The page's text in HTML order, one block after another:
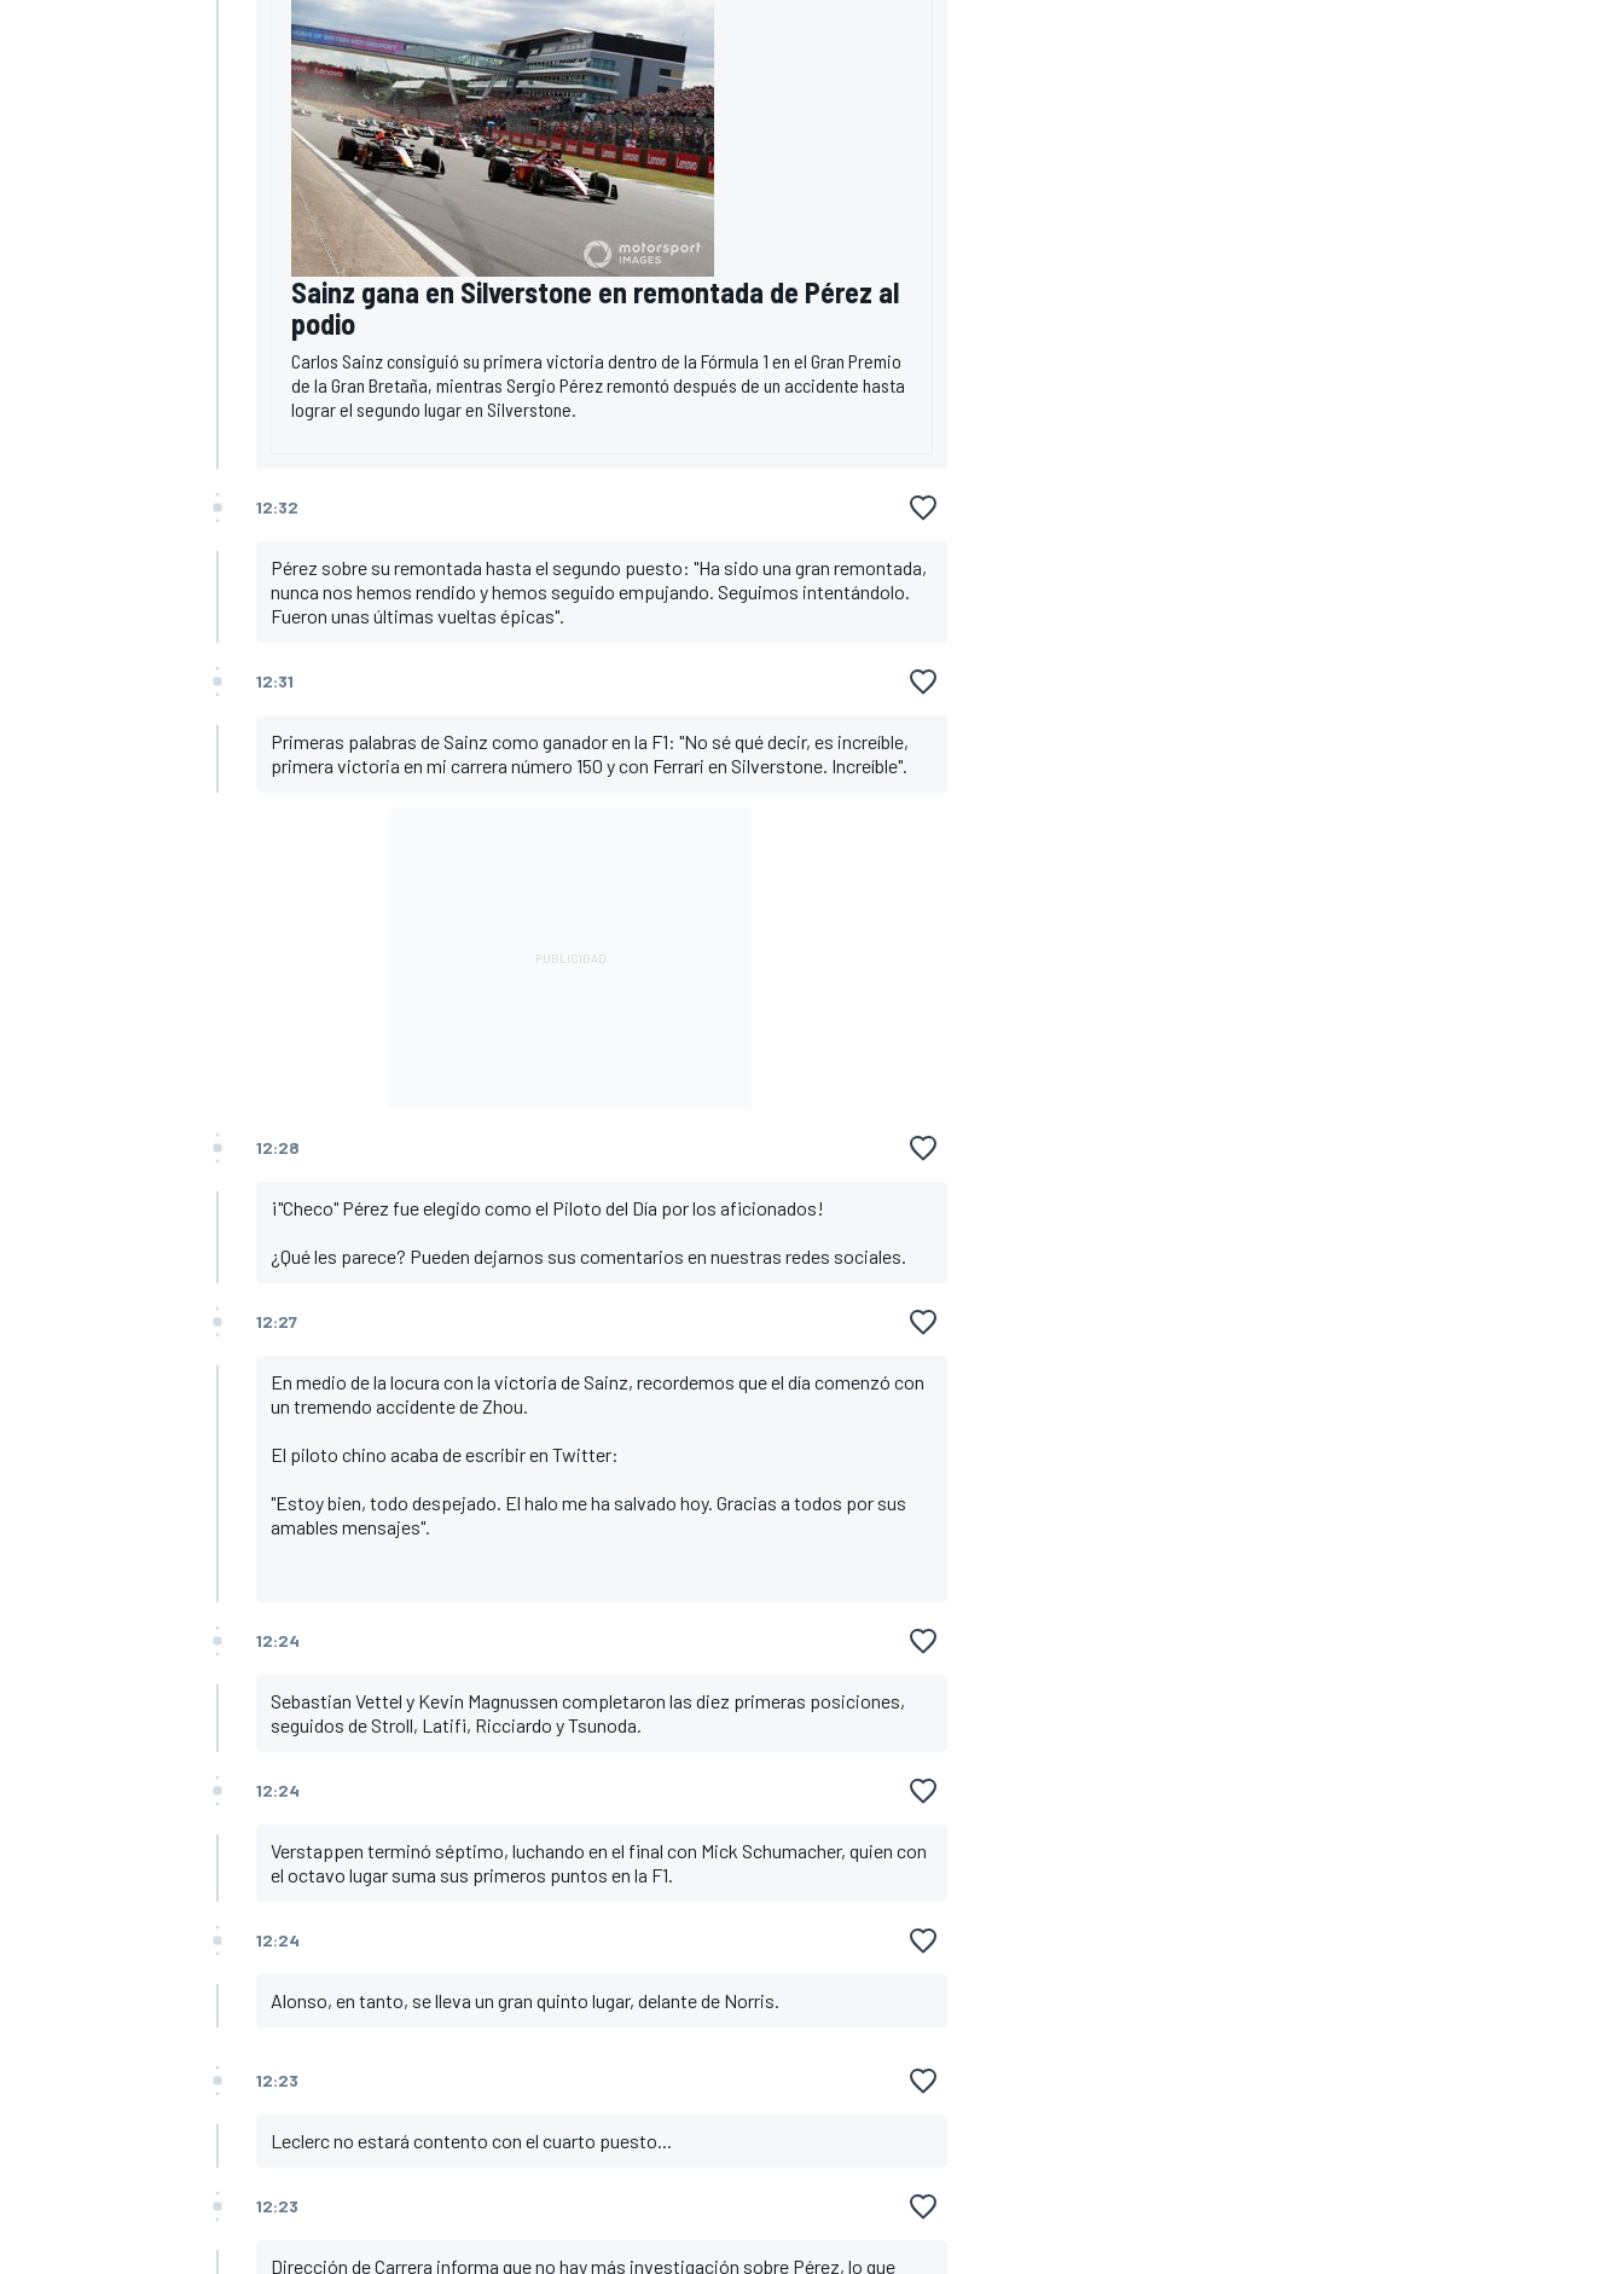
Sainz gana en Silverstone en remontada de Pérez al
podio
Carlos Sainz consiguió su primera victoria dentro de la Fórmula 1 en el Gran Premio
de la Gran Bretaña, mientras Sergio Pérez remontó después de un accidente hasta
lograr el segundo lugar en Silverstone.
12:32
Pérez sobre su remontada hasta el segundo puesto: "Ha sido una gran remontada,
nunca nos hemos rendido y hemos seguido empujando. Seguimos intentándolo.
Fueron unas últimas vueltas épicas".
12:31
Primeras palabras de Sainz como ganador en la F1: "No sé qué decir, es increíble,
primera victoria en mi carrera número 150 y con Ferrari en Silverstone. Increíble".
12:28
¡"Checo" Pérez fue elegido como el Piloto del Día por los aficionados!
¿Qué les parece? Pueden dejarnos sus comentarios en nuestras redes sociales.
12:27
En medio de la locura con la victoria de Sainz, recordemos que el día comenzó con
un tremendo accidente de Zhou.
El piloto chino acaba de escribir en Twitter:
"Estoy bien, todo despejado. El halo me ha salvado hoy. Gracias a todos por sus
amables mensajes".
12:24
Sebastian Vettel y Kevin Magnussen completaron las diez primeras posiciones,
seguidos de Stroll, Latifi, Ricciardo y Tsunoda.
12:24
Verstappen terminó séptimo, luchando en el final con Mick Schumacher, quien con
el octavo lugar suma sus primeros puntos en la F1.
12:24
Alonso, en tanto, se lleva un gran quinto lugar, delante de Norris.
12:23
Leclerc no estará contento con el cuarto puesto...
12:23
Dirección de Carrera informa que no hay más investigación sobre Pérez, lo que